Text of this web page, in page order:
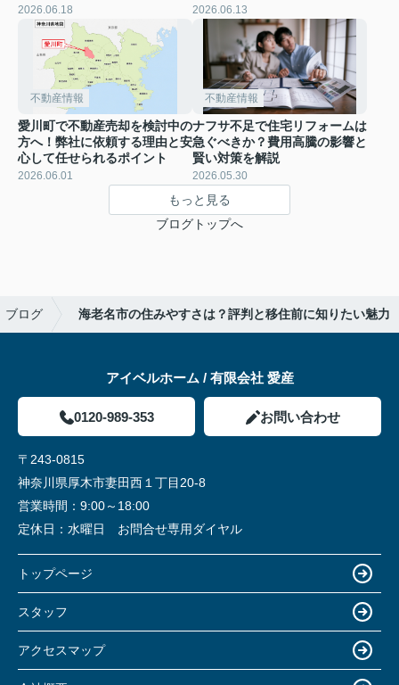
2026.06.18 2026.06.13
不動産情報
愛川町で不動産売却を検討中の
方へ！弊社に依頼する理由と安
心して任せられるポイント
2026.06.01
不動産情報
ナフサ不足で住宅リフォームは
急ぐべきか？費用高騰の影響と
賢い対策を解説
2026.05.30
もっと見る
ブログトップへ
ブログ 海老名市の住みやすさは？評判と移住前に知りたい魅力
アイベルホーム / 有限会社 愛産
0120-989-353 お問い合わせ
〒243-0815
神奈川県厚木市妻田西１丁目20-8
営業時間： 9:00～18:00
定休日： 水曜日 お問合せ専用ダイヤル
トップページ
スタッフ
アクセスマップ